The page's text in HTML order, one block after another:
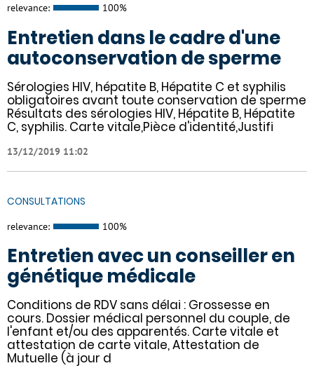
relevance: 100%
Entretien dans le cadre d'une
autoconservation de sperme
Sérologies HIV, hépatite B, Hépatite C et syphilis
obligatoires avant toute conservation de sperme
Résultats des sérologies HIV, Hépatite B, Hépatite
C, syphilis. Carte vitale,Pièce d'identité,Justifi
13/12/2019 11:02
CONSULTATIONS
relevance: 100%
Entretien avec un conseiller en
génétique médicale
Conditions de RDV sans délai : Grossesse en
cours. Dossier médical personnel du couple, de
l'enfant et/ou des apparentés. Carte vitale et
attestation de carte vitale, Attestation de
Mutuelle (à jour d